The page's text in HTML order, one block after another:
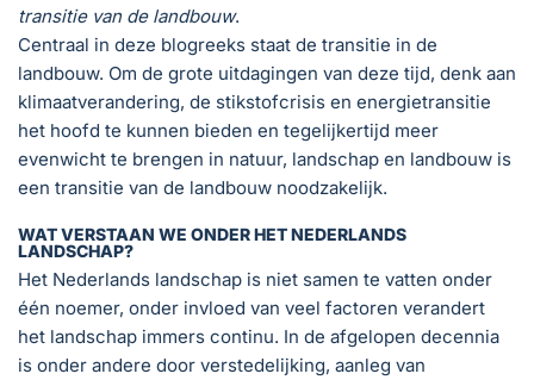
transitie van de landbouw.
Centraal in deze blogreeks staat de transitie in de
landbouw. Om de grote uitdagingen van deze tijd, denk aan
klimaatverandering, de stikstofcrisis en energietransitie
het hoofd te kunnen bieden en tegelijkertijd meer
evenwicht te brengen in natuur, landschap en landbouw is
een transitie van de landbouw noodzakelijk.
WAT VERSTAAN WE ONDER HET NEDERLANDS
LANDSCHAP?
Het Nederlands landschap is niet samen te vatten onder
één noemer, onder invloed van veel factoren verandert
het landschap immers continu. In de afgelopen decennia
is onder andere door verstedelijking, aanleg van